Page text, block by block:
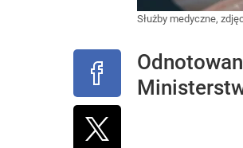
Służby medyczne,